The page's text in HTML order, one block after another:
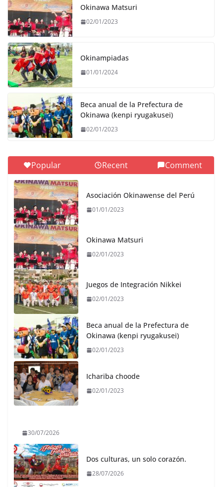
Okinawa Matsuri
02/01/2023
Okinampiadas
01/01/2024
Beca anual de la Prefectura de
Okinawa (kenpi ryugakusei)
02/01/2023
Popular Recent Comment
Asociación Okinawense del Perú
01/01/2023
Okinawa Matsuri
02/01/2023
Juegos de Integración Nikkei
02/01/2023
Beca anual de la Prefectura de
Okinawa (kenpi ryugakusei)
02/01/2023
Ichariba choode
02/01/2023
30/07/2026
Dos culturas, un solo corazón.
28/07/2026